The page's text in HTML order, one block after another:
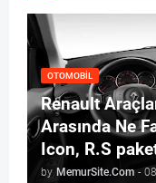
OTOMOBIL
Renault
Arasında Ne
Icon, R.S
by MemurSite.Com -